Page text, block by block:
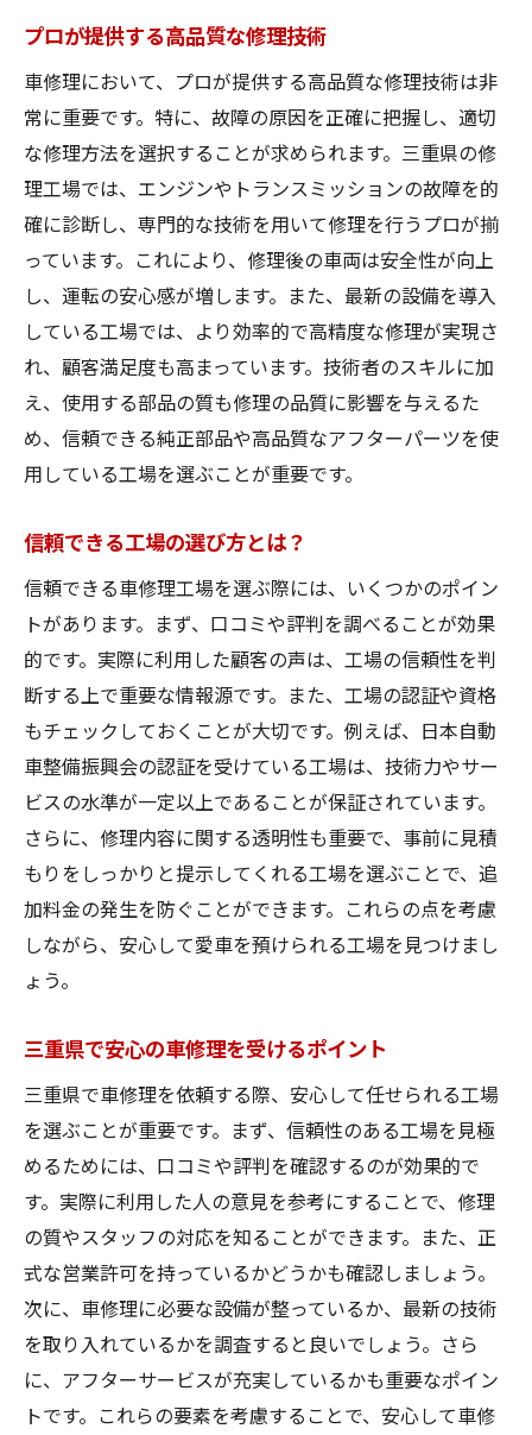
プロが提供する高品質な修理技術
車修理において、プロが提供する高品質な修理技術は非
常に重要です。特に、故障の原因を正確に把握し、適切
な修理方法を選択することが求められます。三重県の修
理工場では、エンジンやトランスミッションの故障を的
確に診断し、専門的な技術を用いて修理を行うプロが揃
っています。これにより、修理後の車両は安全性が向上
し、運転の安心感が増します。また、最新の設備を導入
している工場では、より効率的で高精度な修理が実現さ
れ、顧客満足度も高まっています。技術者のスキルに加
え、使用する部品の質も修理の品質に影響を与えるた
め、信頼できる純正部品や高品質なアフターパーツを使
用している工場を選ぶことが重要です。
信頼できる工場の選び方とは？
信頼できる車修理工場を選ぶ際には、いくつかのポイン
トがあります。まず、口コミや評判を調べることが効果
的です。実際に利用した顧客の声は、工場の信頼性を判
断する上で重要な情報源です。また、工場の認証や資格
もチェックしておくことが大切です。例えば、日本自動
車整備振興会の認証を受けている工場は、技術力やサー
ビスの水準が一定以上であることが保証されています。
さらに、修理内容に関する透明性も重要で、事前に見積
もりをしっかりと提示してくれる工場を選ぶことで、追
加料金の発生を防ぐことができます。これらの点を考慮
しながら、安心して愛車を預けられる工場を見つけまし
ょう。
三重県で安心の車修理を受けるポイント
三重県で車修理を依頼する際、安心して任せられる工場
を選ぶことが重要です。まず、信頼性のある工場を見極
めるためには、口コミや評判を確認するのが効果的で
す。実際に利用した人の意見を参考にすることで、修理
の質やスタッフの対応を知ることができます。また、正
式な営業許可を持っているかどうかも確認しましょう。
次に、車修理に必要な設備が整っているか、最新の技術
を取り入れているかを調査すると良いでしょう。さら
に、アフターサービスが充実しているかも重要なポイン
トです。これらの要素を考慮することで、安心して車修